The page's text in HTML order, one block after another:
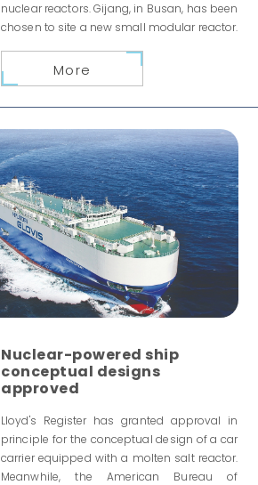
nuclear reactors. Gijang, in Busan, has been
chosen to site a new small modular reactor.
More
Nuclear-powered ship
conceptual designs
approved
Lloyd's Register has granted approval in
principle for the conceptual design of a car
carrier equipped with a molten salt reactor.
Meanwhile, the American Bureau of